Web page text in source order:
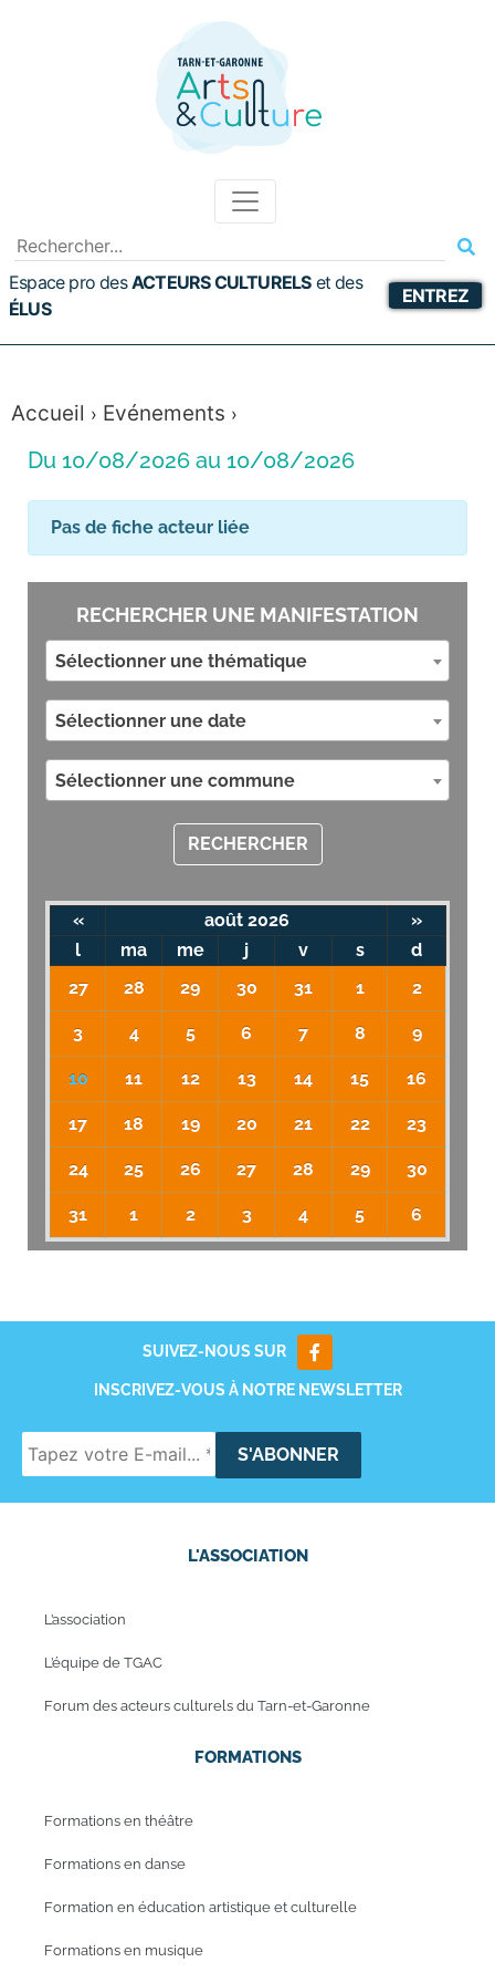
Espace pro desACTEURS CULTURELS etdes
ÉLUS
ENTREZ
Accueil › Evénements ›
Du 10/08/2026 au 10/08/2026
Pas de fiche acteur liée
RECHERCHER UNE MANIFESTATION
Sélectionner une thématique
Sélectionner une date
Sélectionner une commune
RECHERCHER
« août 2026
»
l
ma me j v s
d
27
28 29 30 31 1 2
3 4 5 6 7 8 9
10 11 12 13 14 15 16
17 18 19 20 21 22 23
24 25 26 27 28 29 30
31 1 2 3 4 5 6
SUIVEZ-NOUS SUR
INSCRIVEZ-VOUS À NOTRE NEWSLETTER
L'ASSOCIATION
L’association
L’équipe de TGAC
Forum des acteurs culturels du Tarn-et-Garonne
FORMATIONS
Formations en théâtre
Formations en danse
Formation en éducation artistique et culturelle
Formations en musique